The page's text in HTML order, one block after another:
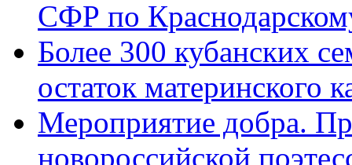
СФР по
Более 300 кубанских
остаток материнского
Мероприятие добра.
новороссийской